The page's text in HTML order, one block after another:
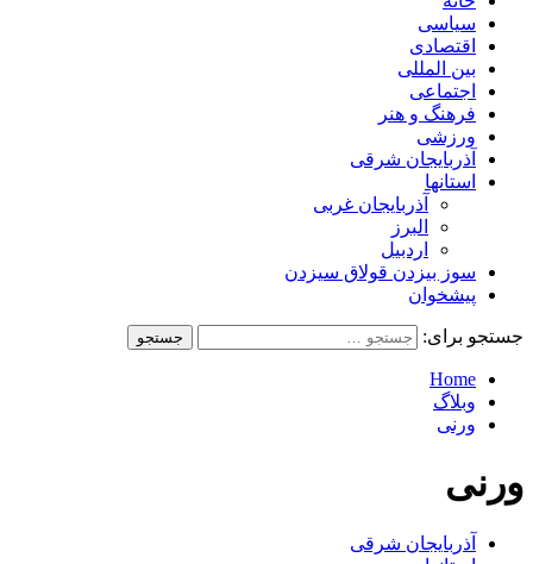
سیاسی
اقتصادی
بین المللی
اجتماعی
فرهنگ و هنر
ورزشی
آذربایجان شرقی
استانها
آذربایجان غربی
البرز
اردبیل
سوز بیزدن قولاق سیزدن
پیشخوان
جستجو برای:
Home
وبلاگ
ورنی
ورنی
آذربایجان شرقی